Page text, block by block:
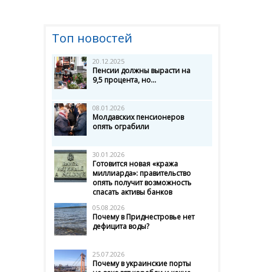
Топ новостей
20.12.2025
Пенсии должны вырасти на
9,5 процента, но...
08.01.2026
Молдавских пенсионеров
опять ограбили
30.01.2026
Готовится новая «кража
миллиарда»: правительство
опять получит возможность
спасать активы банков
05.08.2026
Почему в Приднестровье нет
дефицита воды?
25.07.2026
Почему в украинские порты